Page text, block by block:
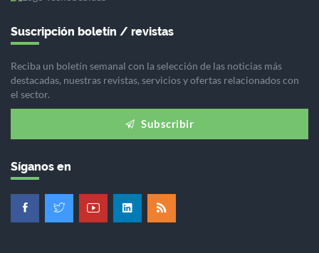
Suscripción boletín / revistas
Reciba un boletín semanal con la selección de las noticias más
destacadas, nuestras revistas, servicios y ofertas relacionados con
el sector.
Subscribir
Síganos en